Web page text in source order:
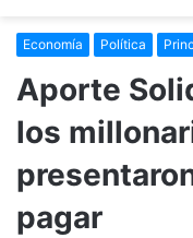
Economía Política
Aporte
los
pagar